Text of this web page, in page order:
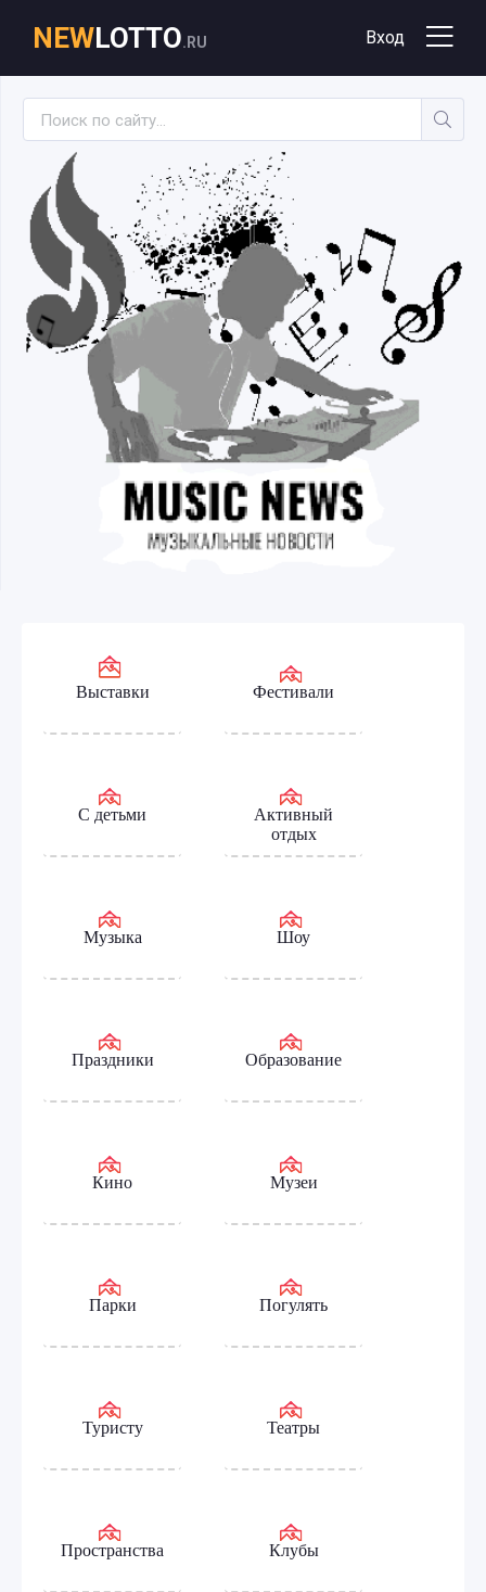
NEWLOTTO.RU Вход
Выставки Фестивали
С детьми
Активный
отдых
Музыка Шоу
Праздники Образование
Кино Музеи
Парки Погулять
Туристу Театры
Пространства Клубы